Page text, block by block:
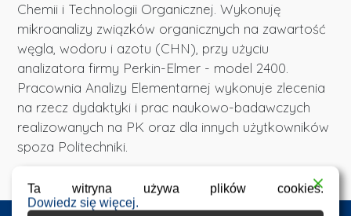
Chemii i Technologii Organicznej. Wykonuję
mikroanalizy związków organicznych na zawartość
węgla, wodoru i azotu (CHN), przy użyciu
analizatora firmy Perkin-Elmer - model 2400.
Pracownia Analizy Elementarnej wykonuje zlecenia
na rzecz dydaktyki i prac naukowo-badawczych
realizowanych na PK oraz dla innych użytkowników
spoza Politechniki.
Ta witryna używa plików cookies.
Dowiedz się więcej.